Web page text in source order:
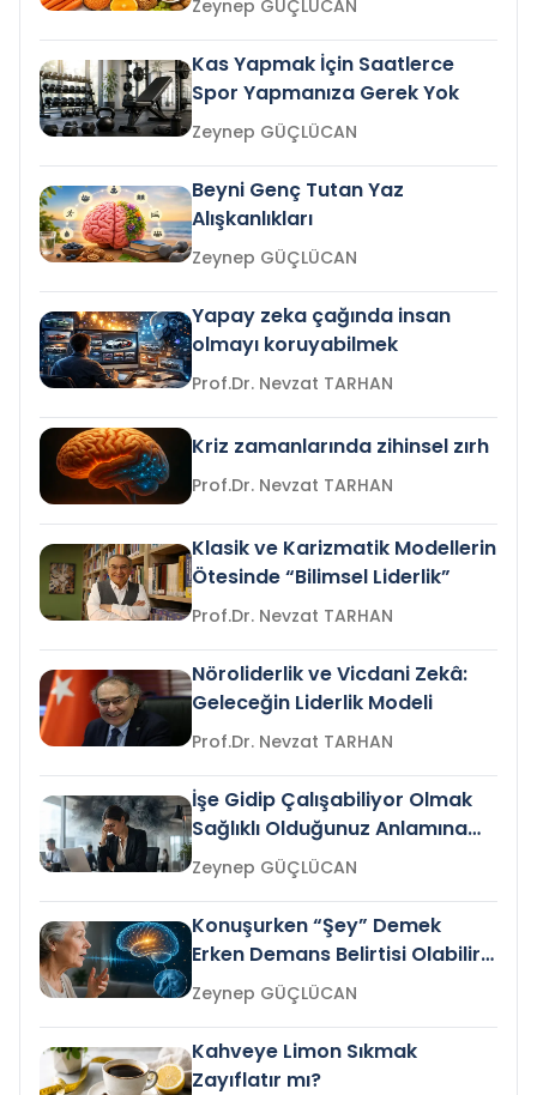
Zeynep GÜÇLÜCAN
Kas Yapmak İçin Saatlerce
Spor Yapmanıza Gerek Yok
Zeynep GÜÇLÜCAN
Beyni Genç Tutan Yaz
Alışkanlıkları
Zeynep GÜÇLÜCAN
Yapay zeka çağında insan
olmayı koruyabilmek
Prof.Dr. Nevzat TARHAN
Kriz zamanlarında zihinsel zırh
Prof.Dr. Nevzat TARHAN
Klasik ve Karizmatik Modellerin
Ötesinde “Bilimsel Liderlik”
Prof.Dr. Nevzat TARHAN
Nöroliderlik ve Vicdani Zekâ:
Geleceğin Liderlik Modeli
Prof.Dr. Nevzat TARHAN
İşe Gidip Çalışabiliyor Olmak
Sağlıklı Olduğunuz Anlamına
Gelir mi?Zeynep GÜÇLÜCAN
Konuşurken “Şey” Demek
Erken Demans Belirtisi Olabilir
mi?
Zeynep GÜÇLÜCAN
Kahveye Limon Sıkmak
Zayıflatır mı?